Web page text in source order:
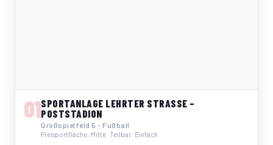
01SPORTANLAGE LEHRTER STRASSE – P
OSTSTADION
Großspielfeld 5 - Fußball
Freisportfläche · Mitte · Teilbar: Einfach